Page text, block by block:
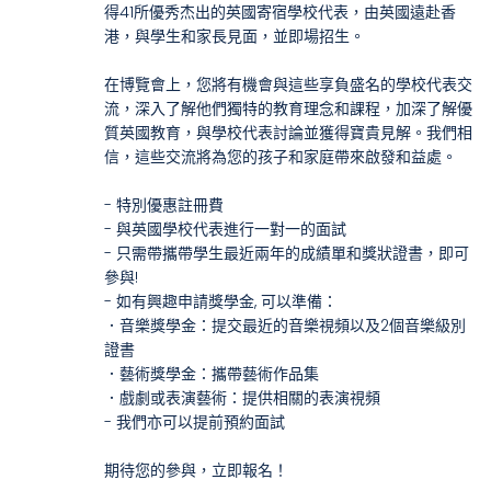
得41所優秀杰出的英國寄宿學校代表，由英國遠赴香
港，與學生和家長見面，並即場招生。
在博覽會上，您將有機會與這些享負盛名的學校代表交
流，深入了解他們獨特的教育理念和課程，加深了解優
質英國教育，與學校代表討論並獲得寶貴見解。我們相
信，這些交流將為您的孩子和家庭帶來啟發和益處。
- 特別優惠註冊費
- 與英國學校代表進行一對一的面試
- 只需帶攜帶學生最近兩年的成績單和獎狀證書，即可
參與!
- 如有興趣申請獎學金, 可以準備：
．音樂獎學金：提交最近的音樂視頻以及2個音樂級別
證書
．藝術獎學金：攜帶藝術作品集
．戲劇或表演藝術：提供相關的表演視頻
- 我們亦可以提前預約面試
期待您的參與，立即報名！